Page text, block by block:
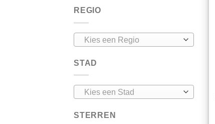
REGIO
Kies een Regio
STAD
Kies een Stad
STERREN